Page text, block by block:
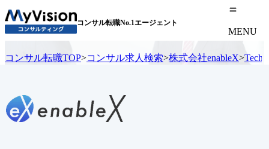
コンサル転職No.1エージェント
MENU
コンサル転職TOP>コンサル求人検索>株式会社enableX>Tech